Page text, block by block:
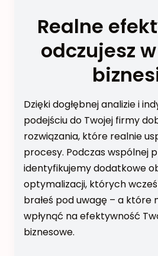
Realne
odczujesz
Dzięki dogłębnej analizie i
podejściu do Twojej firmy
rozwiązania, które realnie
procesy. Podczas wspólnej
identyfikujemy dodatkowe
optymalizacji, których
brałeś pod uwagę – a które
wpłynąć na efektywność
biznesowe.